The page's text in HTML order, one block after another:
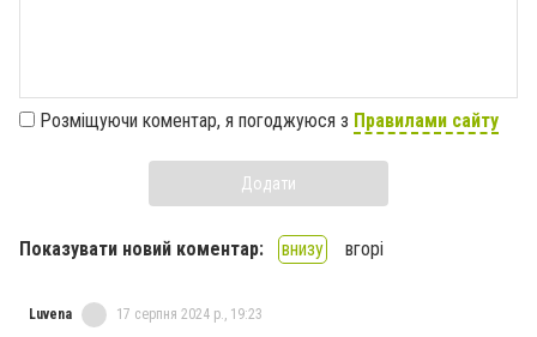
Розміщуючи коментар, я погоджуюся з Правилами сайту
Додати
Показувати новий коментар: внизу вгорі
Luvena 17 серпня 2024 р., 19:23